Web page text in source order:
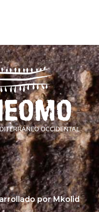
por Mkolid